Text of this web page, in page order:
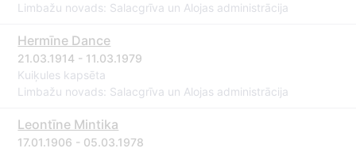
Limbažu novads: Salacgrīva un Alojas administrācija
Hermīne Dance
21.03.1914 - 11.03.1979
Kuiķules kapsēta
Limbažu novads: Salacgrīva un Alojas administrācija
Leontīne Mintika
17.01.1906 - 05.03.1978